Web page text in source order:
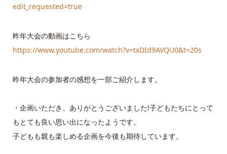
edit_requested=true
昨年大会の動画はこちら
https://www.youtube.com/watch?v=txDId9AVQU0&t=20s
昨年大会の参加者の感想を一部ご紹介します。
・企画いただき、ありがとうございました!子どもたちにとって
もとても良い思い出になったようです。
子どもも親も楽しめる企画を今後も期待しています。